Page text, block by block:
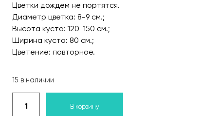
Цветки дождем не портятся.
Диаметр цветка: 8-9 см.;
Высота куста: 120-150 см.;
Ширина куста: 80 см.;
Цветение: повторное.
15 в наличии
В корзину